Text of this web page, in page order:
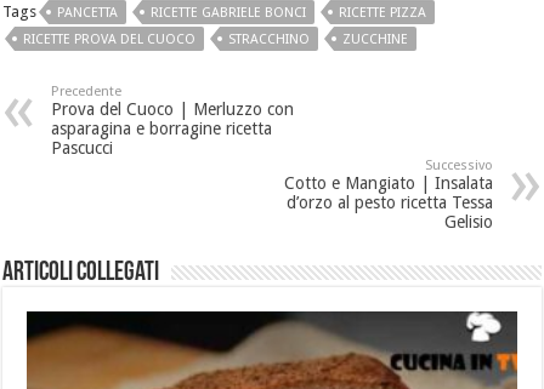
Tags PANCETTA RICETTE GABRIELE BONCI
RICETTE PIZZA
RICETTE PROVA DEL CUOCO
STRACCHINO ZUCCHINE
Precedente
Prova del Cuoco | Merluzzo con
asparagina e borragine ricetta
Pascucci
Successivo
Cotto e Mangiato | Insalata
d’orzo al pesto ricetta Tessa
Gelisio
Articoli collegati